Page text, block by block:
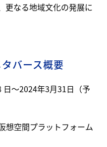
更なる地域文化の発展に
バース概要
～2024年3月31日（予
空間プラットフォーム